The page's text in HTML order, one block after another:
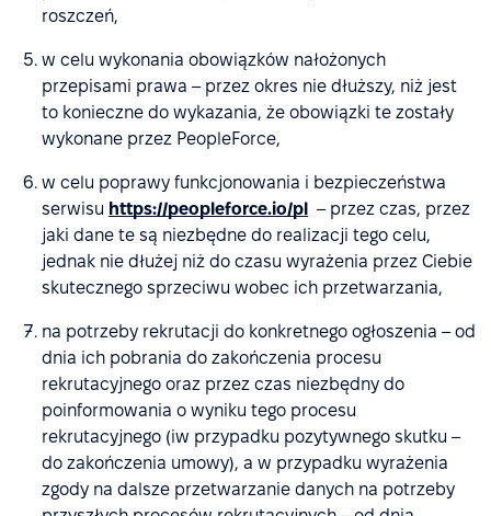
roszczeń,
w celu wykonania obowiązków nałożonych
przepisami prawa – przez okres nie dłuższy, niż jest
to konieczne do wykazania, że obowiązki te zostały
wykonane przez PeopleForce,
w celu poprawy funkcjonowania i bezpieczeństwa
serwisu https://peopleforce.io/pl – przez czas, przez
jaki dane te są niezbędne do realizacji tego celu,
jednak nie dłużej niż do czasu wyrażenia przez Ciebie
skutecznego sprzeciwu wobec ich przetwarzania,
na potrzeby rekrutacji do konkretnego ogłoszenia – od
dnia ich pobrania do zakończenia procesu
rekrutacyjnego oraz przez czas niezbędny do
poinformowania o wyniku tego procesu
rekrutacyjnego (iw przypadku pozytywnego skutku –
do zakończenia umowy), a w przypadku wyrażenia
zgody na dalsze przetwarzanie danych na potrzeby